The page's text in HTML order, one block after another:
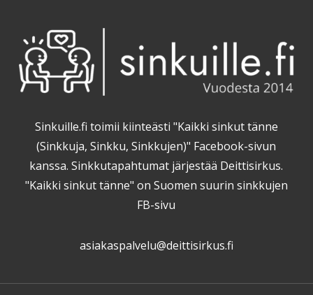
Sinkuille.fi toimii kiinteästi "Kaikki sinkut tänne
(Sinkkuja, Sinkku, Sinkkujen)" Facebook-sivun
kanssa. Sinkkutapahtumat järjestää Deittisirkus.
"Kaikki sinkut tänne" on Suomen suurin sinkkujen
FB-sivu
asiakaspalvelu@deittisirkus.fi